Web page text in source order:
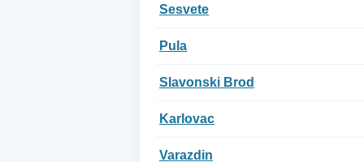
Sesvete
Pula
Slavonski Brod
Karlovac
Varazdin